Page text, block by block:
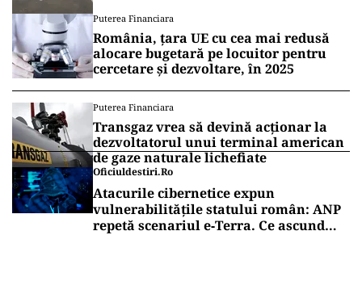
Puterea Financiara
România, țara UE cu cea mai redusă
alocare bugetară pe locuitor pentru
cercetare și dezvoltare, în 2025
Puterea Financiara
Transgaz vrea să devină acționar la
dezvoltatorul unui terminal american
de gaze naturale lichefiate
Oficiuldestiri.ro
Atacurile cibernetice expun
vulnerabilitățile statului român: ANP
repetă scenariul e‑Terra. Ce ascund